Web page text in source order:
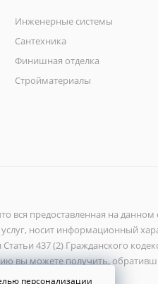
Инженерные системы
Сантехника
Финишная отделка
Стройматериалы
вся предоставленная на
носит информационный
437 (2) Гражданского
вы можете получить,
персонализации